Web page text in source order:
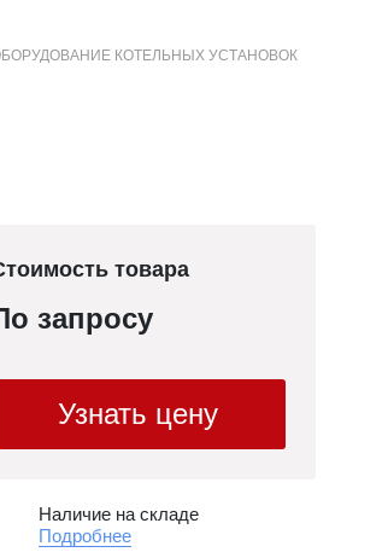
КОТЕЛЬНЫХ УСТАНОВОК
товара
запросу
Узнать цену
Наличие на складе
Подробнее